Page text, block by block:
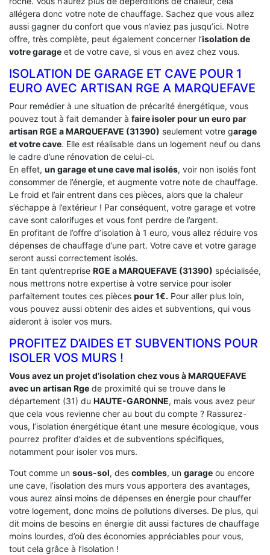
allégera donc votre note de chauffage. Sachez que vous allez
aussi gagner du confort que vous n’aviez pas jusqu’ici. Notre
offre, très complète, peut également concerner l’isolation de
votre garage et de votre cave, si vous en avez chez vous.
ISOLATION DE GARAGE ET CAVE POUR 1
EURO AVEC ARTISAN RGE A MARQUEFAVE
Pour remédier à une situation de précarité énergétique, vous
pouvez tout à fait demander à faire isoler pour un euro par
artisan RGE a MARQUEFAVE (31390) seulement votre garage
et votre cave. Elle est réalisable dans un logement neuf ou dans
le cadre d’une rénovation de celui-ci.
En effet, un garage et une cave mal isolés, voir non isolés font
consommer de l’énergie, et augmente votre note de chauffage.
Le froid et l’air entrent dans ces pièces, alors que la chaleur
s’échappe à l’extérieur ! Par conséquent, votre garage et votre
cave sont calorifuges et vous font perdre de l’argent.
En profitant de l’offre d’isolation à 1 euro, vous allez réduire vos
dépenses de chauffage d’une part. Votre cave et votre garage
seront aussi correctement isolés.
En tant qu’entreprise RGE a MARQUEFAVE (31390) spécialisée,
nous mettrons notre expertise à votre service pour isoler
parfaitement toutes ces pièces pour 1€. Pour aller plus loin,
vous pouvez aussi obtenir des aides et subventions, qui vous
aideront à isoler vos murs.
PROFITEZ D’AIDES ET SUBVENTIONS POUR
ISOLER VOS MURS !
Vous avez un projet d’isolation chez vous à MARQUEFAVE
avec un artisan Rge de proximité qui se trouve dans le
département (31) du HAUTE-GARONNE, mais vous avez peur
que cela vous revienne cher au bout du compte ? Rassurez-
vous, l’isolation énergétique étant une mesure écologique, vous
pourrez profiter d’aides et de subventions spécifiques,
notamment pour isoler vos murs.
Tout comme un sous-sol, des combles, un garage ou encore
une cave, l’isolation des murs vous apportera des avantages,
vous aurez ainsi moins de dépenses en énergie pour chauffer
votre logement, donc moins de pollutions diverses. De plus, qui
dit moins de besoins en énergie dit aussi factures de chauffage
moins lourdes, d’où des économies appréciables pour vous,
tout cela grâce à l’isolation !